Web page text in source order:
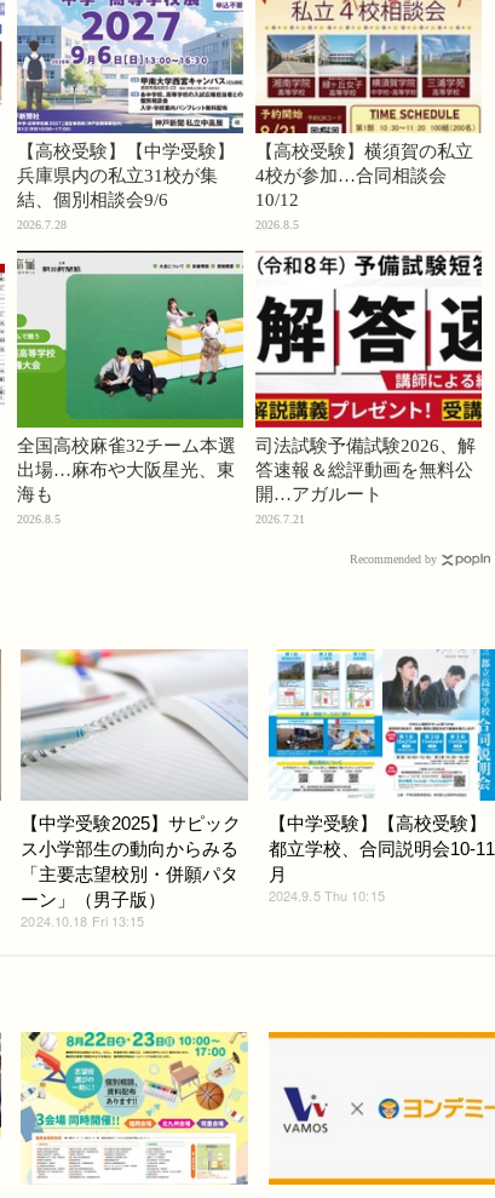
【高校受験】【中学受験】
兵庫県内の私立31校が集
結、個別相談会9/6
2026.7.28
【高校受験】横須賀の私立
4校が参加…合同相談会
10/12
2026.8.5
全国高校麻雀32チーム本選
出場…麻布や大阪星光、東
海も
2026.8.5
司法試験予備試験2026、解
答速報＆総評動画を無料公
開…アガルート
2026.7.21
Recommended by
【中学受験2025】サピック
ス小学部生の動向からみる
「主要志望校別・併願パタ
ーン」（男子版）
2024.10.18 Fri 13:15
【中学受験】【高校受験】
都立学校、合同説明会10-11
月
2024.9.5 Thu 10:15